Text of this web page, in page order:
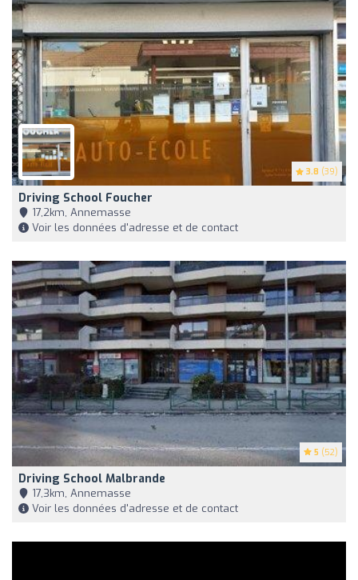
3.8 (39)
Driving School Foucher
17,2km, Annemasse
Voir les données d'adresse et de contact
5 (52)
Driving School Malbrande
17,3km, Annemasse
Voir les données d'adresse et de contact